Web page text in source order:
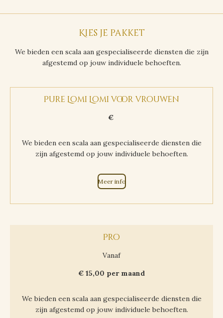
Kies je pakket
We bieden een scala aan gespecialiseerde diensten die zijn
afgestemd op jouw individuele behoeften.
Pure Lomi Lomi voor vrouwen
€
We bieden een scala aan gespecialiseerde diensten die
zijn afgestemd op jouw individuele behoeften.
Meer info
Pro
Vanaf
€ 15,00 per maand
We bieden een scala aan gespecialiseerde diensten die
zijn afgestemd op jouw individuele behoeften.